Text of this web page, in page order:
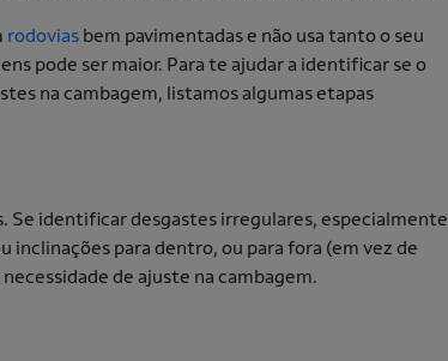
rodovias bem pavimentadas e não usa tanto o seu
pode ser maior. Para te ajudar a identificar se o
na cambagem, listamos algumas etapas
Se identificar desgastes irregulares, especialmente
inclinações para dentro, ou para fora (em vez de
de ajuste na cambagem.